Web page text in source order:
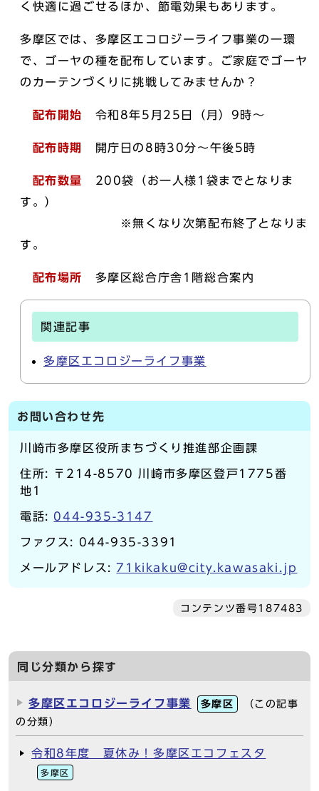
く快適に過ごせるほか、節電効果もあります。
多摩区では、多摩区エコロジーライフ事業の一環
で、ゴーヤの種を配布しています。ご家庭でゴーヤ
のカーテンづくりに挑戦してみませんか？
配布開始 令和8年5月25日（月）9時～
配布時期 開庁日の8時30分～午後5時
配布数量 200袋（お一人様1袋までとなりま
す。）
※無くなり次第配布終了となりま
す。
配布場所 多摩区総合庁舎1階総合案内
関連記事
多摩区エコロジーライフ事業
お問い合わせ先
川崎市多摩区役所まちづくり推進部企画課
住所: 〒214-8570 川崎市多摩区登戸1775番
地1
電話: 044-935-3147
ファクス: 044-935-3391
メールアドレス:71kikaku@city.kawasaki.jp
コンテンツ番号187483
同じ分類から探す
多摩区エコロジーライフ事業 多摩区
（この記事
の分類）
令和8年度 夏休み！多摩区エコフェスタ
多摩区